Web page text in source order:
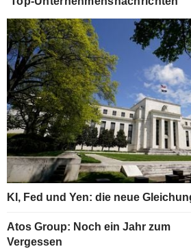
KI, Fed und Yen: die neue
Atos Group: Noch ein Jahr zum
Vergessen